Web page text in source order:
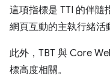
這項指標是 TTI 的伴隨
網頁互動的主執行緒活
此外，TBT 與 Core
標高度相關。